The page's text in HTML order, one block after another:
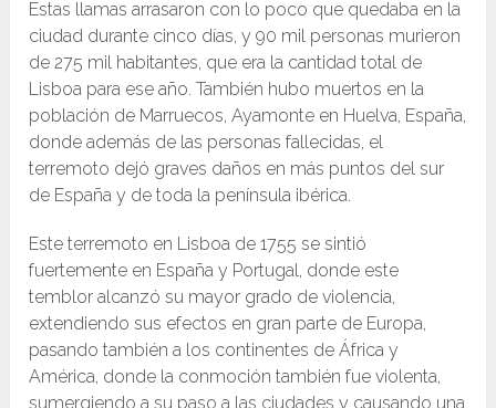
Estas llamas arrasaron con lo poco que quedaba en la
ciudad durante cinco días, y 90 mil personas murieron
de 275 mil habitantes,​ que era la cantidad total de
Lisboa para ese año. También hubo muertos en la
población de Marruecos, Ayamonte en Huelva, España,
donde además de las personas fallecidas, el
terremoto dejó graves daños en más puntos del sur
de España y de toda la península ibérica.
Este terremoto en Lisboa de 1755 se sintió
fuertemente en España y Portugal, donde este
temblor alcanzó su mayor grado de violencia,
extendiendo sus efectos en gran parte de Europa,
pasando también a los continentes de África y
América, donde la conmoción también fue violenta,
sumergiendo a su paso a las ciudades y causando una